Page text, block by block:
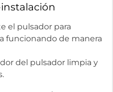
el pulsador para
funcionando de manera
del pulsador limpia y